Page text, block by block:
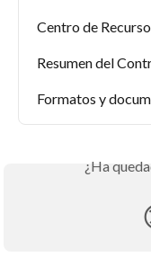
Centro de
Resumen del
Formatos y
¿Ha